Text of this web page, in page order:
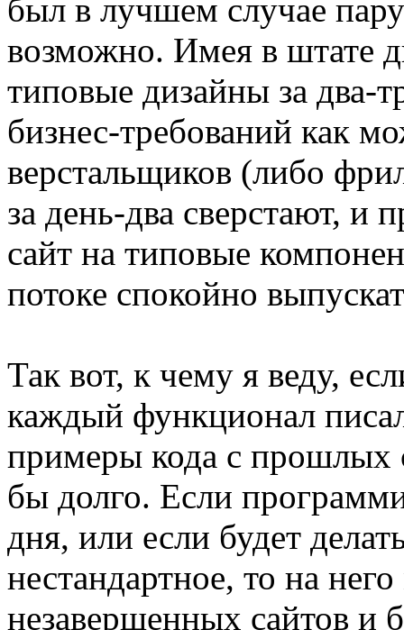
был в лучшем случае
возможно. Имея в штате
типовые дизайны за два-
бизнес-требований как
верстальщиков (либо
за день-два сверстают, и
сайт на типовые
потоке спокойно
Так вот, к чему я веду,
каждый функционал
примеры кода с прошлых
бы долго. Если
дня, или если будет
нестандартное, то на
незавершенных сайтов и